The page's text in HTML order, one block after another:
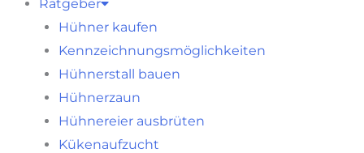
Ratgeber
Hühner kaufen
Kennzeichnungsmöglichkeiten
Hühnerstall bauen
Hühnerzaun
Hühnereier ausbrüten
Kükenaufzucht